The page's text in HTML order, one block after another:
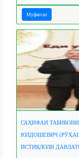
Муфассал
САҲИФАИ
ЮЛДОШЕВИЧ
ИСТИҚЛОЛИ